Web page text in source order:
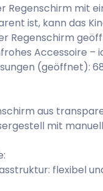
Regenschirm mit
ist, kann das
Regenschirm
Accessoire –
(geöffnet):
aus
mit
flexibel